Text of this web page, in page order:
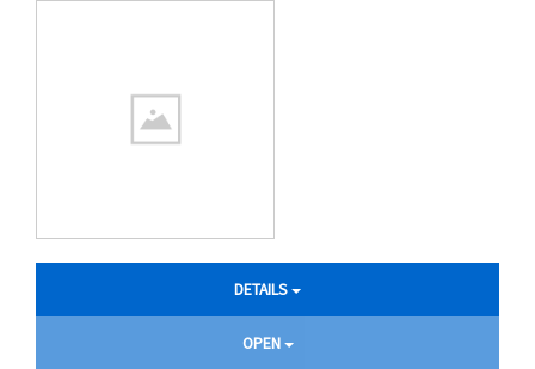
DETAILS
OPEN